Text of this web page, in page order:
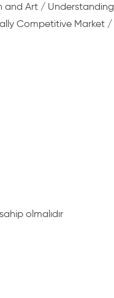
and Art / Understanding
Competitive Market /
olmalıdır